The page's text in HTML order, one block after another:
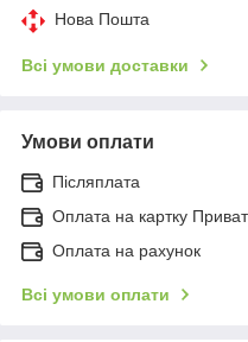
Нова Пошта
Всі умови доставки
Умови оплати
Післяплата
Оплата на картку
Оплата на рахунок
Всі умови оплати